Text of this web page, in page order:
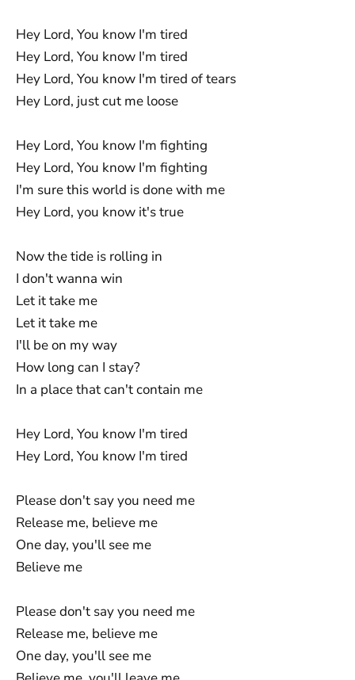
Hey Lord, You know I'm tired
Hey Lord, You know I'm tired
Hey Lord, You know I'm tired of tears
Hey Lord, just cut me loose
Hey Lord, You know I'm fighting
Hey Lord, You know I'm fighting
I'm sure this world is done with me
Hey Lord, you know it's true
Now the tide is rolling in
I don't wanna win
Let it take me
Let it take me
I'll be on my way
How long can I stay?
In a place that can't contain me
Hey Lord, You know I'm tired
Hey Lord, You know I'm tired
Please don't say you need me
Release me, believe me
One day, you'll see me
Believe me
Please don't say you need me
Release me, believe me
One day, you'll see me